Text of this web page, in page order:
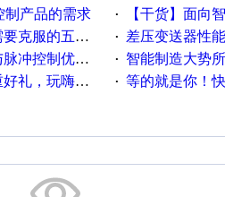
制产品的需求 · 【干货】面向
服的五个障碍 · 差压变送器性能达
控制优缺点 · 智能制造大势所趋
，玩嗨夏日！ · 等的就是你！快来